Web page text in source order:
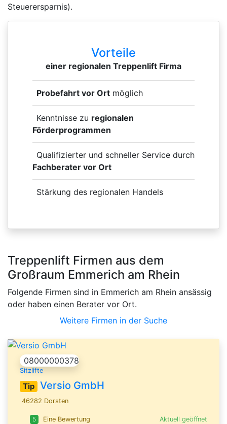
Steuerersparnis).
Vorteile
einer regionalen Treppenlift Firma
Probefahrt vor Ort möglich
Kenntnisse zu regionalen
Förderprogrammen
Qualifizierter und schneller Service durch
Fachberater vor Ort
Stärkung des regionalen Handels
Treppenlift Firmen aus dem
Großraum Emmerich am Rhein
Folgende Firmen sind in Emmerich am Rhein ansässig
oder haben einen Berater vor Ort.
Weitere Firmen in der Suche
08000000378
Sitzlifte
Tip Versio GmbH
46282 Dorsten
5 Eine Bewertung Aktuell geöffnet